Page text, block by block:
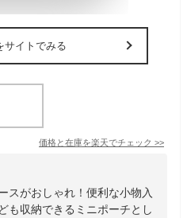
サイトでみる
価格と在庫を楽天でチェック >>
スがおしゃれ！便利な小物入
も収納できるミニポーチとし